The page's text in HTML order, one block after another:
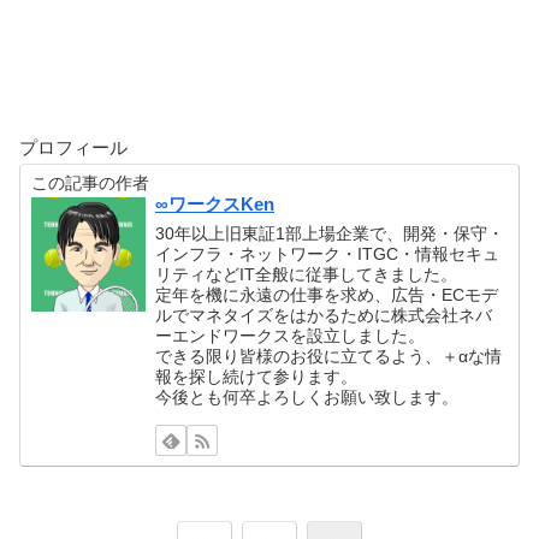
プロフィール
この記事の作者
∞ワークスKen
30年以上旧東証1部上場企業で、開発・保守・
インフラ・ネットワーク・ITGC・情報セキュ
リティなどIT全般に従事してきました。
定年を機に永遠の仕事を求め、広告・ECモデ
ルでマネタイズをはかるために株式会社ネバ
ーエンドワークスを設立しました。
できる限り皆様のお役に立てるよう、＋αな情
報を探し続けて参ります。
今後とも何卒よろしくお願い致します。